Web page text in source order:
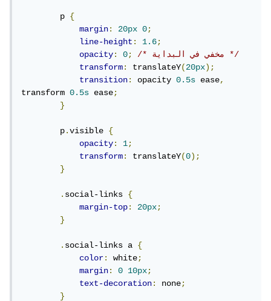
        p
{
margin: 20px 0;
line-height: 1.6;
opacity: 0;
/* مخفي في البداية */
transform: translateY(20px);
transition: opacity 0.5s ease,
transform 0.5s ease;
}
        p
.visible {
opacity: 1;
transform: translateY(0);
}
.social-links {
margin-top: 20px;
}
.social-links a {
color: white;
margin: 0 10px;
text-decoration: none;
}